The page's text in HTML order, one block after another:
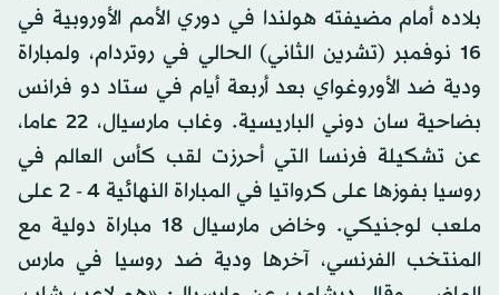
بلاده أمام مضيفته هولندا في دوري الأمم الأوروبية في
16 نوفمبر (تشرين الثاني) الحالي في روتردام، ولمباراة
ودية ضد الأوروغواي بعد أربعة أيام في ستاد دو فرانس
بضاحية سان دوني الباريسية. وغاب مارسيال، 22 عاما،
عن تشكيلة فرنسا التي أحرزت لقب كأس العالم في
روسيا بفوزها على كرواتيا في المباراة النهائية 4 - 2 على
ملعب لوجنيكي. وخاض مارسيال 18 مباراة دولية مع
المنتخب الفرنسي، آخرها ودية ضد روسيا في مارس